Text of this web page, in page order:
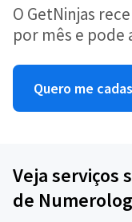
O GetNinjas
por mês e pode
Quero me
Veja serviços
de